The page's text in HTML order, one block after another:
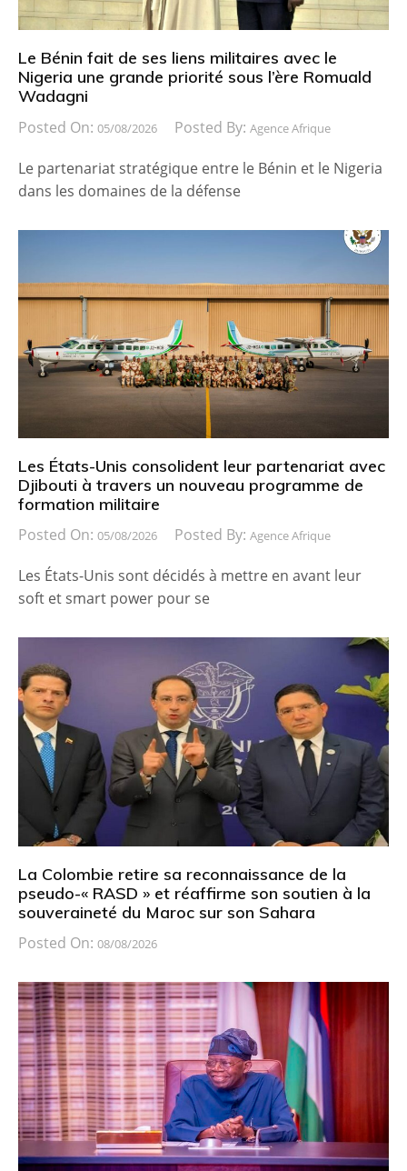
Le Bénin fait de ses liens militaires avec le
Nigeria une grande priorité sous l’ère Romuald
Wadagni
Posted On: 05/08/2026 Posted By: Agence Afrique
Le partenariat stratégique entre le Bénin et le Nigeria
dans les domaines de la défense
Les États-Unis consolident leur partenariat avec
Djibouti à travers un nouveau programme de
formation militaire
Posted On: 05/08/2026 Posted By: Agence Afrique
Les États-Unis sont décidés à mettre en avant leur
soft et smart power pour se
La Colombie retire sa reconnaissance de la
pseudo-« RASD » et réaffirme son soutien à la
souveraineté du Maroc sur son Sahara
Posted On: 08/08/2026